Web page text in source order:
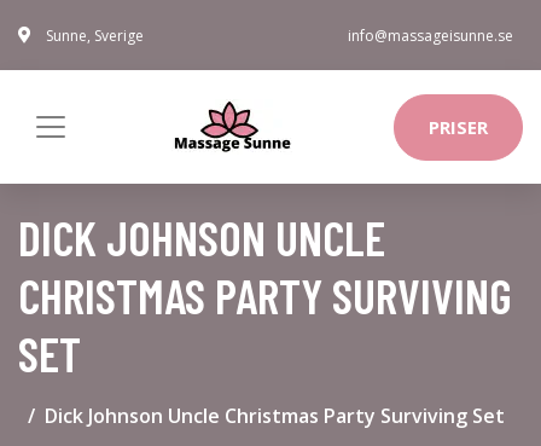
Sunne, Sverige info@massageisunne.se
PRISER
DICK JOHNSON UNCLE
CHRISTMAS PARTY SURVIVING
SET
Dick Johnson Uncle Christmas Party Surviving Set